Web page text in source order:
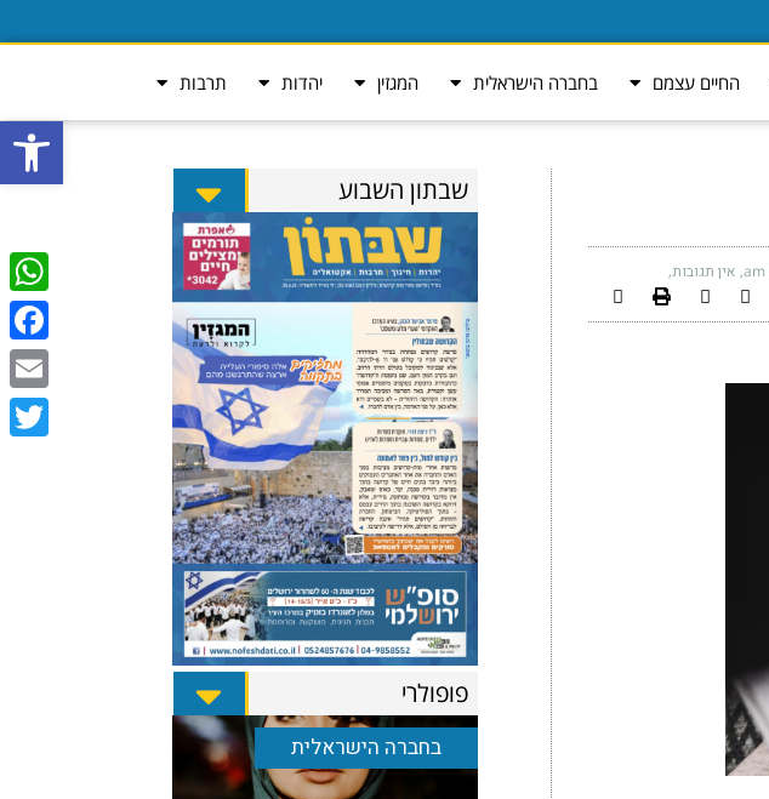
פתח
החיים עצמם בחברה הישראלית המגזין יהדות תרבות
אין תגובות
שבתון השבוע
פופולרי
בחברה הישראלית
Email